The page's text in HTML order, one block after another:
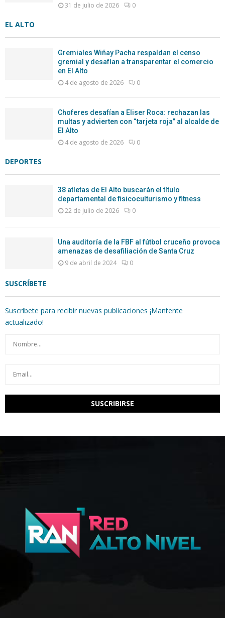
31 de julio de 2026 0
EL ALTO
Gremiales Wiñay Pacha respaldan el censo
gremial y desafían a transparentar el comercio
en El Alto
4 de agosto de 2026 0
Choferes desafían a Eliser Roca: rechazan las
multas y advierten con “tarjeta roja” al alcalde de
El Alto
4 de agosto de 2026 0
DEPORTES
38 atletas de El Alto buscarán el título
departamental de fisicoculturismo y fitness
22 de julio de 2026 0
Una auditoría de la FBF al fútbol cruceño provoca
amenazas de desafiliación de Santa Cruz
9 de abril de 2024 0
SUSCRÍBETE
Suscríbete para recibir nuevas publicaciones ¡Mantente
actualizado!